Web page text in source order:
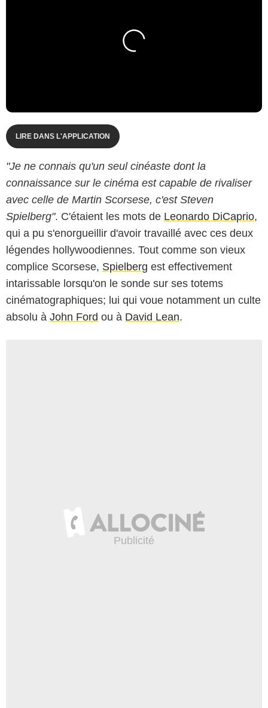
LIRE DANS L'APPLICATION
"Je ne connais qu'un seul cinéaste dont la
connaissance sur le cinéma est capable de rivaliser
avec celle de Martin Scorsese, c'est Steven
Spielberg". C'étaient les mots de Leonardo DiCaprio,
qui a pu s'enorgueillir d'avoir travaillé avec ces deux
légendes hollywoodiennes. Tout comme son vieux
complice Scorsese, Spielberg est effectivement
intarissable lorsqu'on le sonde sur ses totems
cinématographiques; lui qui voue notamment un culte
absolu à John Ford ou à David Lean.